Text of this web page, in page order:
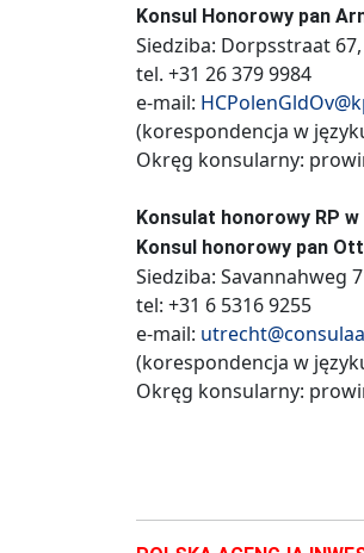
Konsul Honorowy pan
Siedziba: Dorpsstraat
tel. +31 26 379 9984
e-mail:
(korespondencja w
Okręg konsularny:
Konsulat honorowy RP
Konsul honorowy pan
Siedziba: Savannahweg
tel: +31 6 5316 9255
e-mail:
(korespondencja w
Okręg konsularny: